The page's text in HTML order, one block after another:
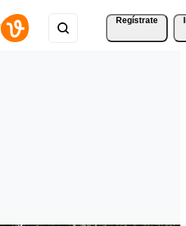
Regístrate